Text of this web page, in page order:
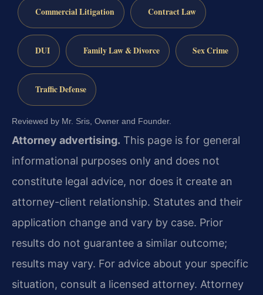
Commercial Litigation Contract Law
DUI Family Law & Divorce Sex Crime
Traffic Defense
Reviewed by Mr. Sris, Owner and Founder.
Attorney advertising. This page is for general
informational purposes only and does not
constitute legal advice, nor does it create an
attorney-client relationship. Statutes and their
application change and vary by case. Prior
results do not guarantee a similar outcome;
results may vary. For advice about your specific
situation, consult a licensed attorney. Attorney